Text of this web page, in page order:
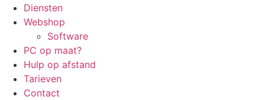
Diensten
Webshop
Software
PC op maat?
Hulp op afstand
Tarieven
Contact